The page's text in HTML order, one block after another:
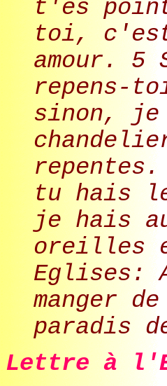
t'es
toi, c'est
amour. 5
repens-
sinon,
tu hais
je hais
oreilles
Eglises:
manger
paradis
Lettre à